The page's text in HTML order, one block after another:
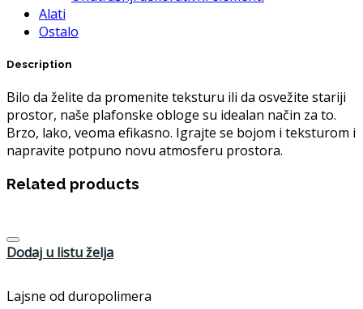
Alati
Ostalo
Description
Bilo da želite da promenite teksturu ili da osvežite stariji
prostor, naše plafonske obloge su idealan način za to.
Brzo, lako, veoma efikasno. Igrajte se bojom i teksturom i
napravite potpuno novu atmosferu prostora.
Related products
Dodaj u listu želja
Lajsne od duropolimera